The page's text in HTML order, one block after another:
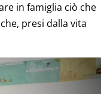
in famiglia ciò che
presi dalla vita